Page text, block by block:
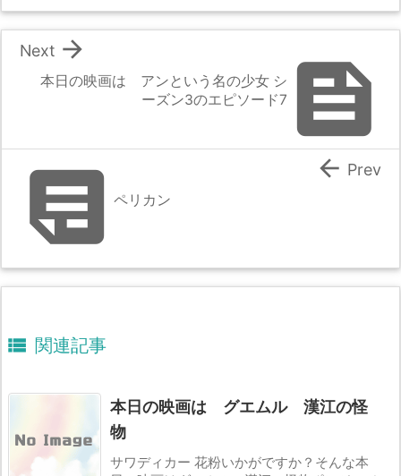

本日の映画は アンという名の少女 シ
ーズン3のエピソード7

Next
ペリカン
 Prev
 関連記事
本日の映画は グエムル 漢江の怪
物
サワディカー 花粉いかがですか？そんな本